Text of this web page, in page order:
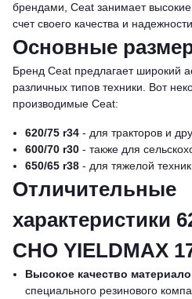
брендами, Ceat занимает высокие
счет своего качества и надежности.
Основные
Бренд Ceat предлагает широкий
различных типов техники. Вот
производимые Ceat:
620/75 r34 - для тракторов и
600/70 r30 - также для
650/65 r38 - для тяжелой
Отличительные
характеристики
CHO YIELDMAX
Высокое качество
специального резинового